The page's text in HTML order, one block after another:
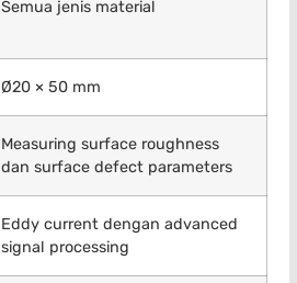
Semua jenis material
Ø20 × 50 mm
Measuring surface roughness
dan surface defect parameters
Eddy current dengan advanced
signal processing